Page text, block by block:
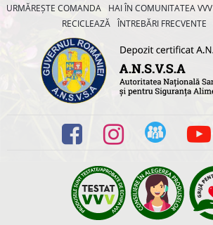
URMĂREȘTE COMANDA
HAI ÎN COMUNITATEA VVV
RECICLEAZĂ ÎNTREBĂRI FRECVENTE